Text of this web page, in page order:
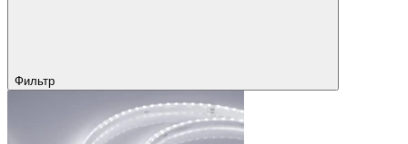
Фильтр